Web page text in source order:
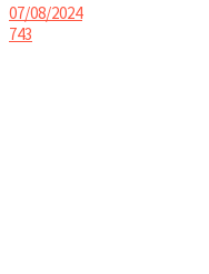
07/08/2024
743